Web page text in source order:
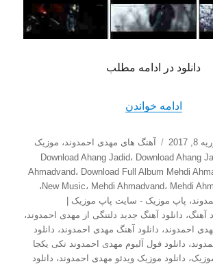
دانلود در ادامه مطلب
ادامه خواندن
8, 2017 دسته‌ها
آهنگ های مهدی احمدوند، موزيک
Download Ahang Jadid، Download Ahang
Ahmadvand، Download Full Album Mehdi
New Music، Mehdi Ahmadvand، Mehdi
،
، پاپ موزیک - سایت پاپ موزیک |
آهنگ، دانلود آهنگ جدید دلتنگی از مهدی احمدوند ،
احمدوند ، دانلود آهنگ مهدی احمدوند ، دانلود
، دانلود فول آلبوم مهدی احمدوند تکی یکجا
، دانلود موزیک ویدئو مهدی احمدوند ، دانلود